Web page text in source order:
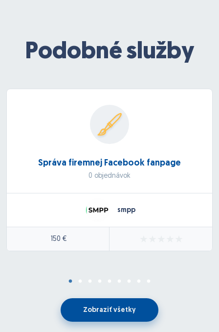
Podobné služby
Správa firemnej Facebook fanpage
0 objednávok
smpp
150 €
Zobraziť všetky